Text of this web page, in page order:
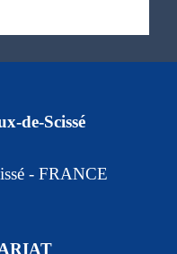
de-Scissé
- FRANCE